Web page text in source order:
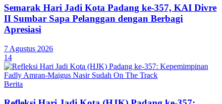
Semarak Hari Jadi Kota Padang ke-357, KAI Divre
II Sumbar Sapa Pelanggan dengan Berbagi
Apresiasi
7 Agustus 2026
14
Berita